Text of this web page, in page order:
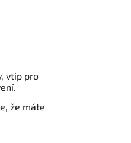
vtip pro
že máte